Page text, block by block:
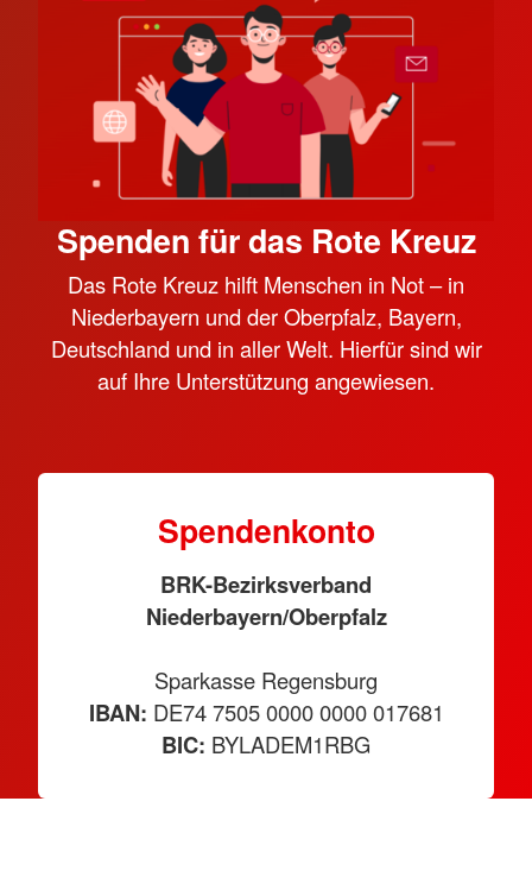
Spenden für das Rote Kreuz
Das Rote Kreuz hilft Menschen in Not – in
Niederbayern und der Oberpfalz, Bayern,
Deutschland und in aller Welt. Hierfür sind wir
auf Ihre Unterstützung angewiesen.
Spendenkonto
BRK-Bezirksverband
Niederbayern/Oberpfalz
Sparkasse Regensburg
IBAN: DE74 7505 0000 0000 017681
BIC: BYLADEM1RBG